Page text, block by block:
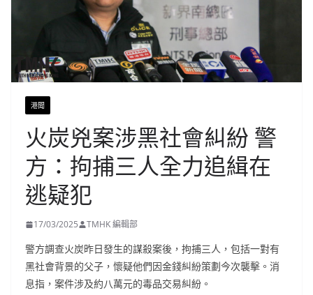
港聞
火炭兇案涉黑社會糾紛 警
方：拘捕三人全力追緝在
逃疑犯
17/03/2025 TMHK 編輯部
警方調查火炭昨日發生的謀殺案後，拘捕三人，包括一對有
黑社會背景的父子，懷疑他們因金錢糾紛策劃今次襲擊。消
息指，案件涉及約八萬元的毒品交易糾紛。